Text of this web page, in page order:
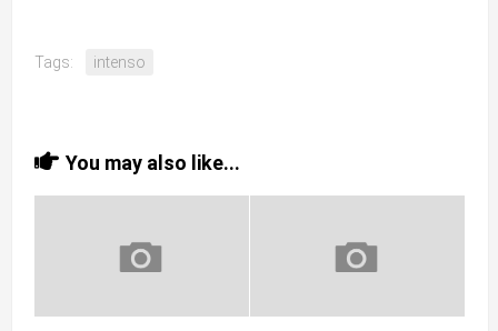
Tags: intenso
You may also like...